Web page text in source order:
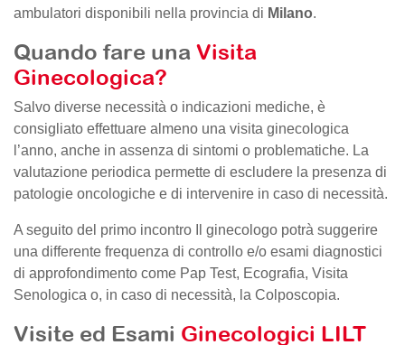
ambulatori disponibili nella provincia di Milano.
Quando fare una Visita
Ginecologica?
Salvo diverse necessità o indicazioni mediche, è
consigliato effettuare almeno una visita ginecologica
l’anno, anche in assenza di sintomi o problematiche. La
valutazione periodica permette di escludere la presenza di
patologie oncologiche e di intervenire in caso di necessità.
A seguito del primo incontro Il ginecologo potrà suggerire
una differente frequenza di controllo e/o esami diagnostici
di approfondimento come Pap Test, Ecografia, Visita
Senologica o, in caso di necessità, la Colposcopia.
Visite ed Esami Ginecologici LILT